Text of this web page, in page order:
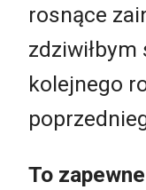
rosnące
kolejnego
To